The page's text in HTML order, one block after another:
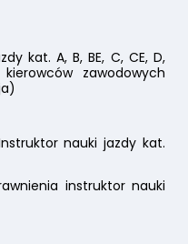
kat. A, B, BE, C, CE, D,
zawodowych
nauki jazdy kat.
instruktor nauki